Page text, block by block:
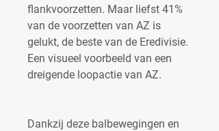
flankvoorzetten. Maar liefst 41%
van de voorzetten van AZ is
gelukt, de beste van de Eredivisie.
Een visueel voorbeeld van een
dreigende loopactie van AZ.
Dankzij deze balbewegingen en